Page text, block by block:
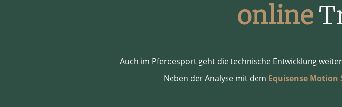
online
Auch im Pferdesport geht die technische Entwicklung
Neben der Analyse mit dem Equisense Motion